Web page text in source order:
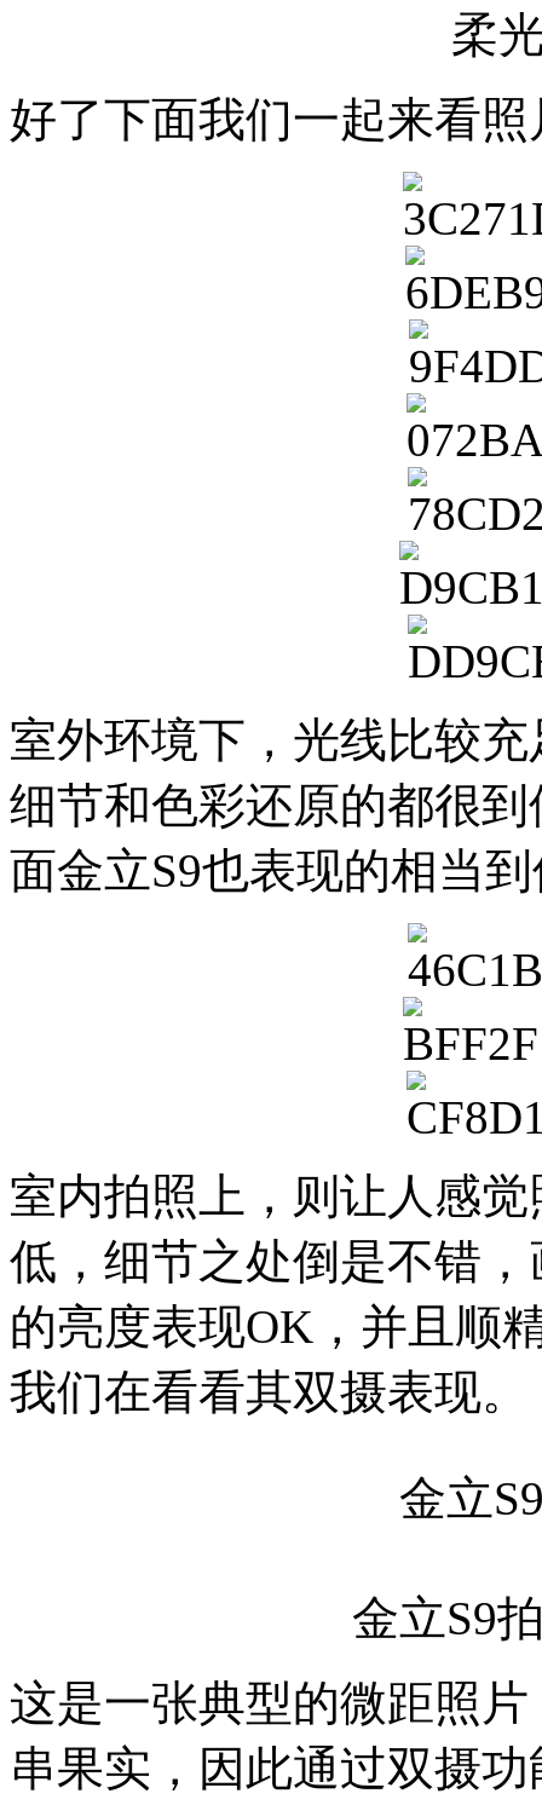
柔
好了下面我们一起来看照
室外环境下，光线比较
细节和色彩还原的都很
面金立S9也表现的相当
室内拍照上，则让人感
低，细节之处倒是不错
的亮度表现OK，并且顺
我们在看看其双摄表现。
金立
金立S9
这是一张典型的微距照
串果实，因此通过双摄